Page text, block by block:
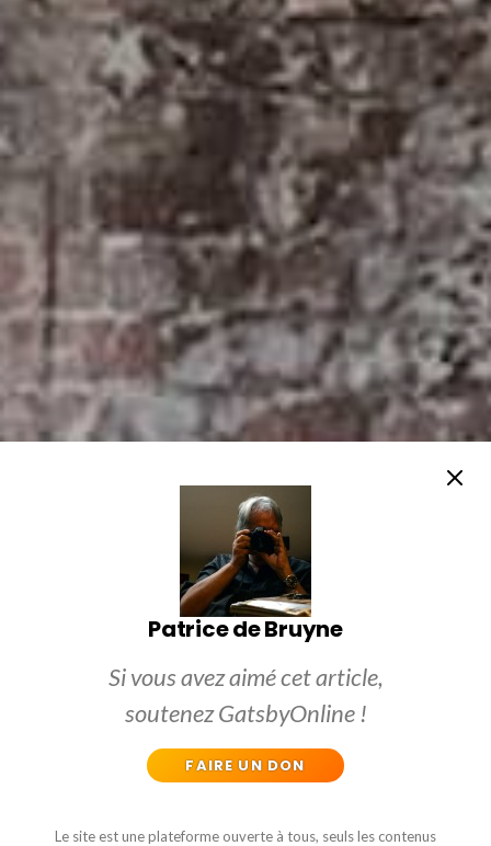
Patrice de Bruyne
Si vous avez aimé cet article,
soutenez GatsbyOnline !
FAIRE UN DON
Le site est une plateforme ouverte à tous, seuls les contenus